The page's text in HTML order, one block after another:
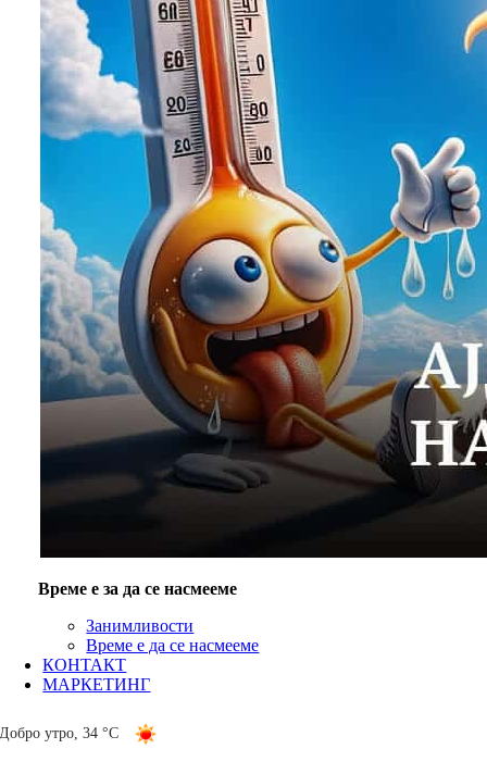
Време е за да се насмееме
Занимливости
Време е да се насмееме
КОНТАКТ
МАРКЕТИНГ
Добро утро,34 °C